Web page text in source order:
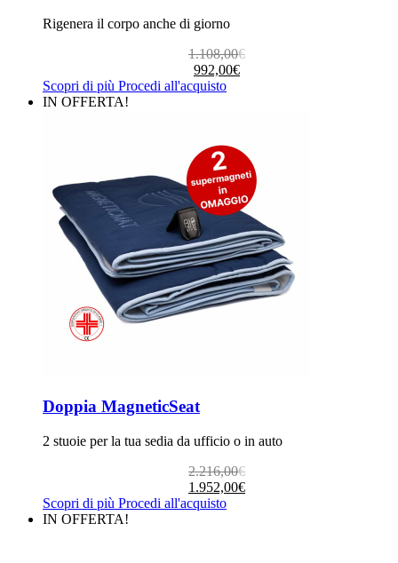
Rigenera il corpo anche di giorno
1.108,00€
Il
prezzo
originale
992,00€
Il
prezzo
attuale
Scopri di più Procedi all'acquisto
IN OFFERTA!
Doppia MagneticSeat
2 stuoie per la tua sedia da ufficio o in auto
2.216,00€
Il
prezzo
originale
1.952,00€
Il
prezzo
attuale
Scopri di più Procedi all'acquisto
IN OFFERTA!